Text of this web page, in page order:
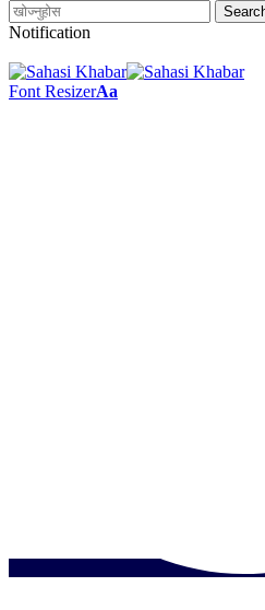
Notification
Font ResizerAa